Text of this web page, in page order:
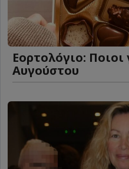
Εορτολόγιο: Ποιοι
Αυγούστου